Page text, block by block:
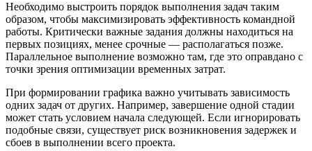
Необходимо выстроить порядок выполнения задач таким
образом, чтобы максимизировать эффективность командной
работы. Критически важные задания должны находиться на
первых позициях, менее срочные — располагаться позже.
Параллельное выполнение возможно там, где это оправдано с
точки зрения оптимизации временных затрат.
При формировании графика важно учитывать зависимость
одних задач от других. Например, завершение одной стадии
может стать условием начала следующей. Если игнорировать
подобные связи, существует риск возникновения задержек и
сбоев в выполнении всего проекта.